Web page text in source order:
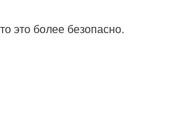
это более безопасно.